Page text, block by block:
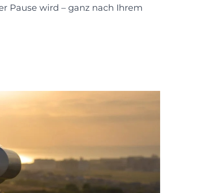
Pause wird – ganz nach Ihrem